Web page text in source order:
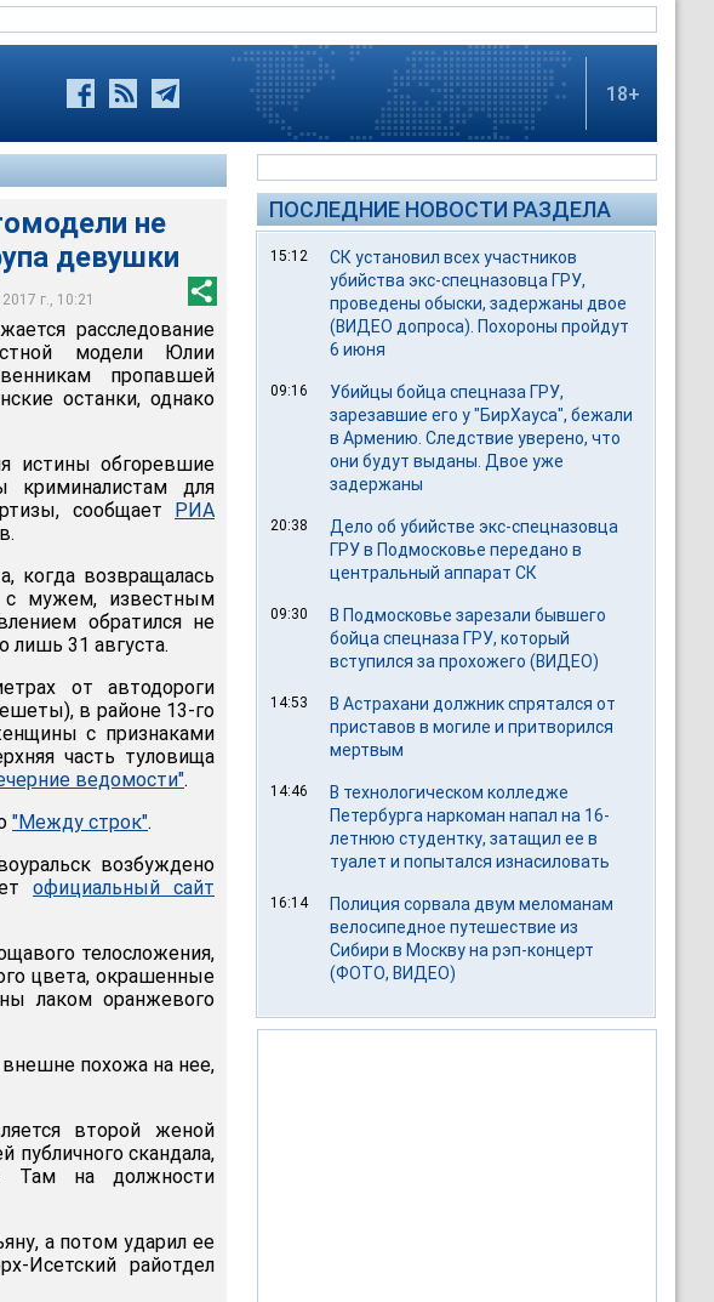
18+
не
девушки
г., 10:21
осмотре
расследование
модели Юлии
пропавшей
останки, однако
истины обгоревшие
криминалистам для
сообщает РИА
когда возвращалась
с мужем, известным
обратился не
лишь 31 августа.
от автодороги
в районе 13-го
с признаками
часть туловища
ведомости".
"Между строк".
возбуждено
официальный сайт
телосложения,
цвета, окрашенные
лаком оранжевого
похожа на нее,
второй женой
скандала,
Там на должности
а потом ударил ее
Исетский райотдел
ПОСЛЕДНИЕ НОВОСТИ РАЗДЕЛА
15:12
СК установил всех участников
убийства экс-спецназовца ГРУ,
проведены обыски, задержаны двое
(ВИДЕО допроса). Похороны пройдут
6 июня
09:16
Убийцы бойца спецназа ГРУ,
зарезавшие его у "БирХауса", бежали
в Армению. Следствие уверено, что
они будут выданы. Двое уже
задержаны
20:38
Дело об убийстве экс-спецназовца
ГРУ в Подмосковье передано в
центральный аппарат СК
09:30
В Подмосковье зарезали бывшего
бойца спецназа ГРУ, который
вступился за прохожего (ВИДЕО)
14:53
В Астрахани должник спрятался от
приставов в могиле и притворился
мертвым
14:46
В технологическом колледже
Петербурга наркоман напал на 16-
летнюю студентку, затащил ее в
туалет и попытался изнасиловать
16:14
Полиция сорвала двум меломанам
велосипедное путешествие из
Сибири в Москву на рэп-концерт
(ФОТО, ВИДЕО)